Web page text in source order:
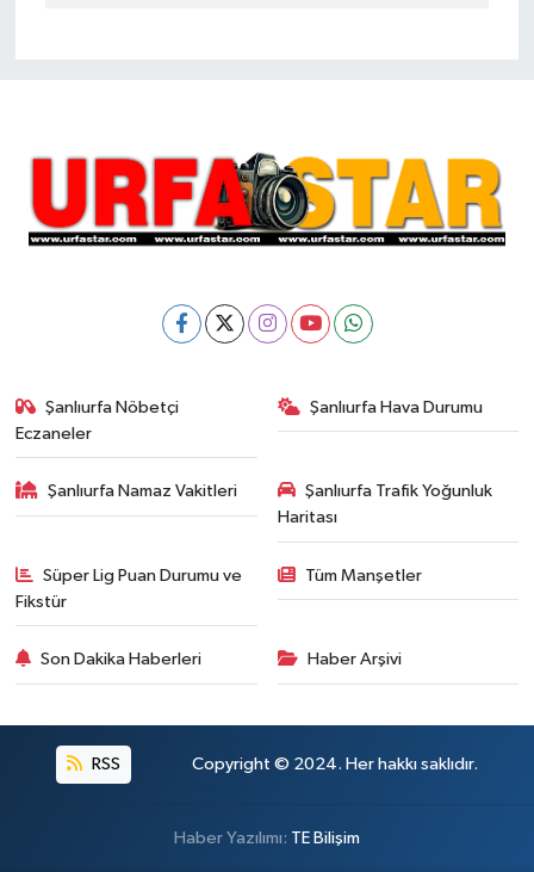
Şanlıurfa Nöbetçi
Eczaneler
Şanlıurfa Hava Durumu
Şanlıurfa Namaz Vakitleri
Şanlıurfa Trafik Yoğunluk
Haritası
Süper Lig Puan Durumu ve
Fikstür
Tüm Manşetler
Son Dakika Haberleri Haber Arşivi
RSS Copyright © 2024. Her hakkı saklıdır.
Haber Yazılımı: TE Bilişim